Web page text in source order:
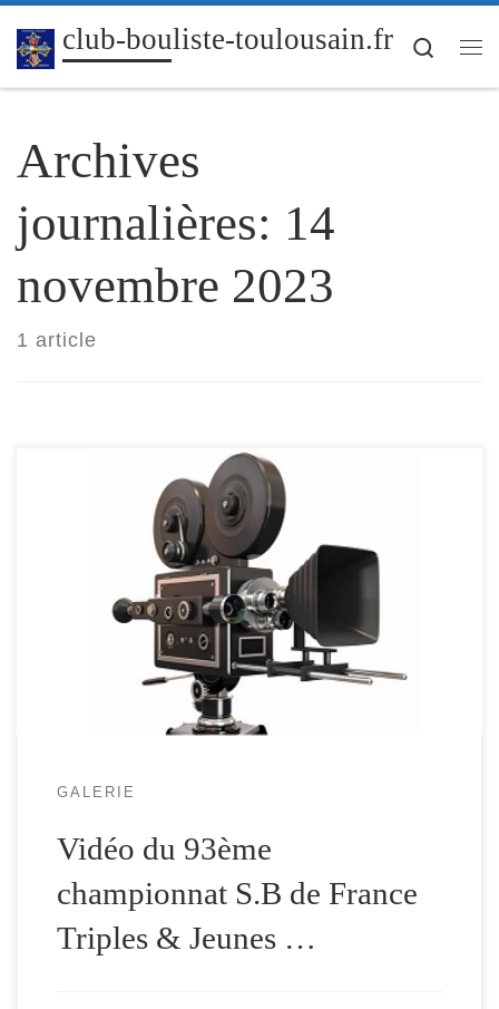
Passer au contenu
club-bouliste-toulousain.fr
Search
Archives
journalières: 14
novembre 2023
1 article
GALERIE
Vidéo du 93ème
championnat S.B de France
Triples & Jeunes …